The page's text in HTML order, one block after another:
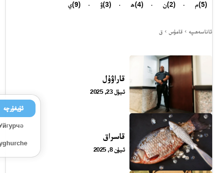
م
ن ھ ۋ ي
ئاناسەھىپە قامۇس ق
قاراۋۇل
ئىيۇل 23, 2025
قاسراق
ئىيۇن 8, 2025
ئۇيغۇرچە
Уйғурчә
Uyghurche